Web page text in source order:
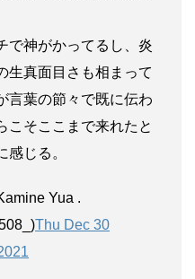
で神がかってるし、炎
生真面目さも相まって
言葉の節々で既に伝わ
こそここまで来れたと
感じる。
Yua .
Thu Dec 30